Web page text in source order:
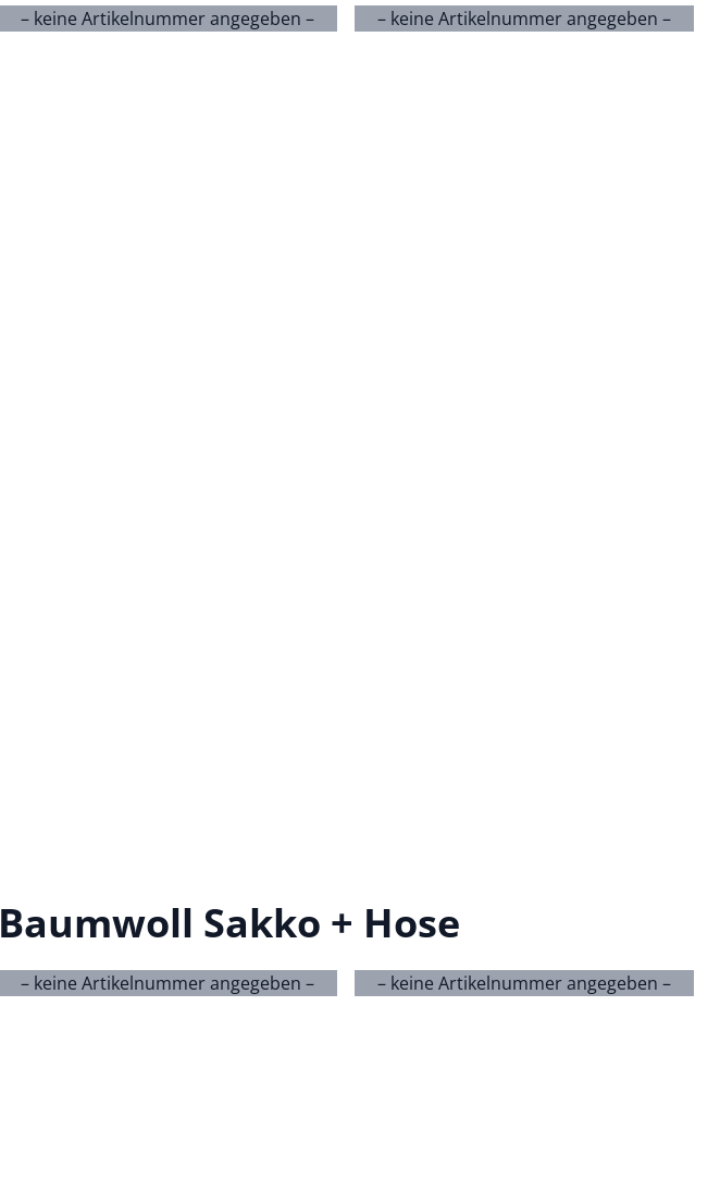
– keine Artikelnummer angegeben – – keine Artikelnummer angegeben –
Baumwoll Sakko + Hose
– keine Artikelnummer angegeben – – keine Artikelnummer angegeben –